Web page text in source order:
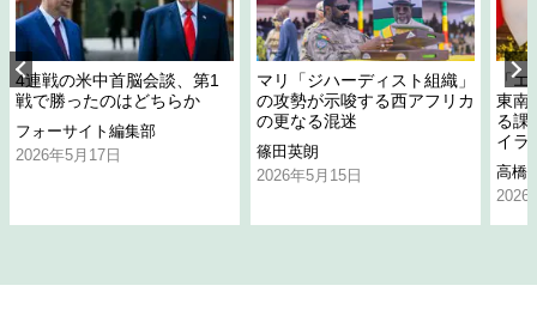
4連戦の米中首脳会談、第1
戦で勝ったのはどちらか
フォーサイト編集部
2026年5月17日
マリ「ジハーディスト組織」
の攻勢が示唆する西アフリカ
の更なる混迷
篠田英朗
2026年5月15日
「
東南
る課
イラ
高橋
2026